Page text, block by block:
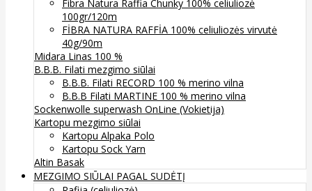
Fibra Natura Raffia Chunky 100% celiuliozė
100gr/120m
FİBRA NATURA RAFFİA 100% celiuliozės virvutė
40g/90m
Midara Linas 100 %
B.B.B. Filati mezgimo siūlai
B.B.B. Filati RECORD 100 % merino vilna
B.B.B Filati MARTINE 100 % merino vilna
Sockenwolle superwash OnLine (Vokietija)
Kartopu mezgimo siūlai
Kartopu Alpaka Polo
Kartopu Sock Yarn
Altin Basak
MEZGIMO SIŪLAI PAGAL SUDĖTĮ